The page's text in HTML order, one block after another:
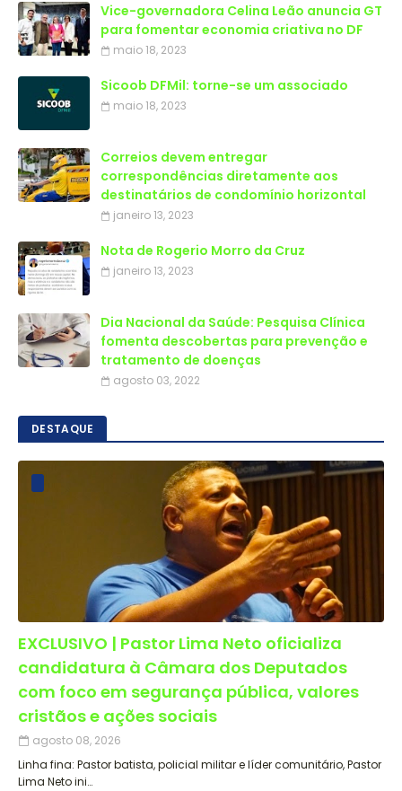
Vice-governadora Celina Leão anuncia GT
para fomentar economia criativa no DF
maio 18, 2023
Sicoob DFMil: torne-se um associado
maio 18, 2023
Correios devem entregar
correspondências diretamente aos
destinatários de condomínio horizontal
janeiro 13, 2023
Nota de Rogerio Morro da Cruz
janeiro 13, 2023
Dia Nacional da Saúde: Pesquisa Clínica
fomenta descobertas para prevenção e
tratamento de doenças
agosto 03, 2022
DESTAQUE
EXCLUSIVO | Pastor Lima Neto oficializa
candidatura à Câmara dos Deputados
com foco em segurança pública, valores
cristãos e ações sociais
agosto 08, 2026
Linha fina: Pastor batista, policial militar e líder comunitário, Pastor
Lima Neto ini…